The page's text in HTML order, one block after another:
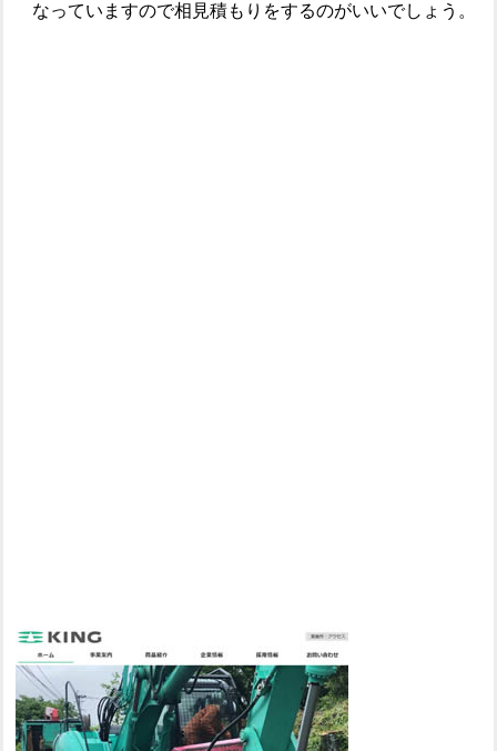
なっていますので相見積もりをするのがいいでしょう。